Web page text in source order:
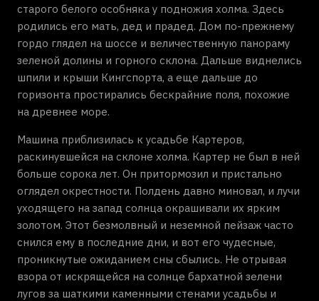
старого белого особняка у подножия холма. Здесь
родились его мать, дед и прадед. Дом по-прежнему
гордо глядел на шоссе и величественную панораму
зеленой долины и горного склона. Дальше виднелись
шпили и крыши Кингспорта, а еще дальше до
горизонта простирались бескрайние поля, похожие
на древнее море.
Машина приблизилась к усадьбе Картеров,
раскинувшейся на склоне холма. Картер не был в ней
больше сорока лет. Он притормозил и пристально
оглядел окрестности. Полдень давно миновал, и лучи
уходящего на запад солнца окрашивали их ярким
золотом. Этот безмолвный и неземной пейзаж часто
снился ему в последние дни, и вот его чудесные,
проникнутые ожиданием сны сбылись. Не отрывая
взора от искрящейся на солнце бархатной зелени
лугов за шаткими каменными стенами усадьбы и